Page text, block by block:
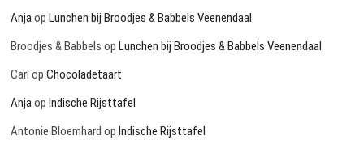
AnjaopLunchen bij Broodjes & Babbels Veenendaal
Broodjes & Babbels opLunchen bij Broodjes & Babbels Veenendaal
Carl opChocoladetaart
AnjaopIndische Rijsttafel
Antonie Bloemhard opIndische Rijsttafel